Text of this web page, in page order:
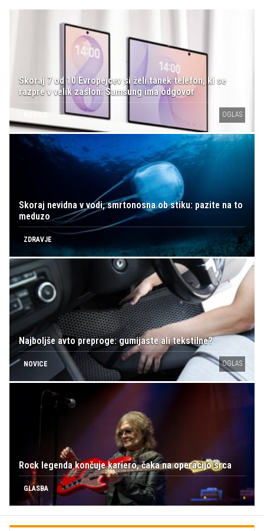
Skoraj 7 od 10 Evropejcev si želi tanek telefon, ki se
razpre v velik zaslon: Samsung ima odgovor
OGLAS
Skoraj nevidna v vodi, smrtonosna ob stiku: pazite na to
meduzo
ZDRAVJE
Najboljše avto preproge: gumijaste ali tekstilne?
NOVICE OGLAS
Rock legenda končuje kariero, čaka na operacijo srca
GLASBA